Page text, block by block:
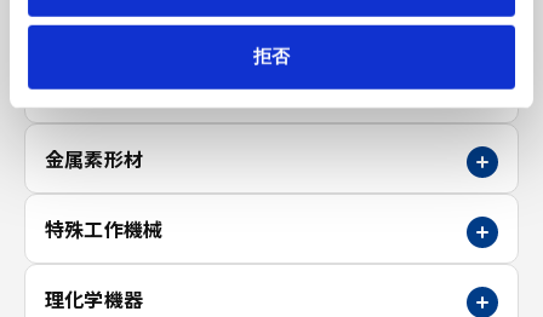
拒否
5層6段
立体駐車場 関連記事
金属素形材
特殊工作機械
理化学機器